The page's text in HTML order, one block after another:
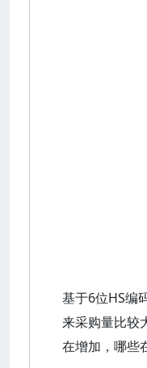
基于6位HS编
来采购量比较
在增加，哪些